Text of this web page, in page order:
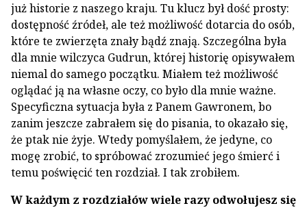
już historie z naszego kraju. Tu klucz był dość prosty:
dostępność źródeł, ale też możliwość dotarcia do osób,
które te zwierzęta znały bądź znają. Szczególna była
dla mnie wilczyca Gudrun, której historię opisywałem
niemal do samego początku. Miałem też możliwość
oglądać ją na własne oczy, co było dla mnie ważne.
Specyficzna sytuacja była z Panem Gawronem, bo
zanim jeszcze zabrałem się do pisania, to okazało się,
że ptak nie żyje. Wtedy pomyślałem, że jedyne, co
mogę zrobić, to spróbować zrozumieć jego śmierć i
temu poświęcić ten rozdział. I tak zrobiłem.
W każdym z rozdziałów wiele razy odwołujesz się